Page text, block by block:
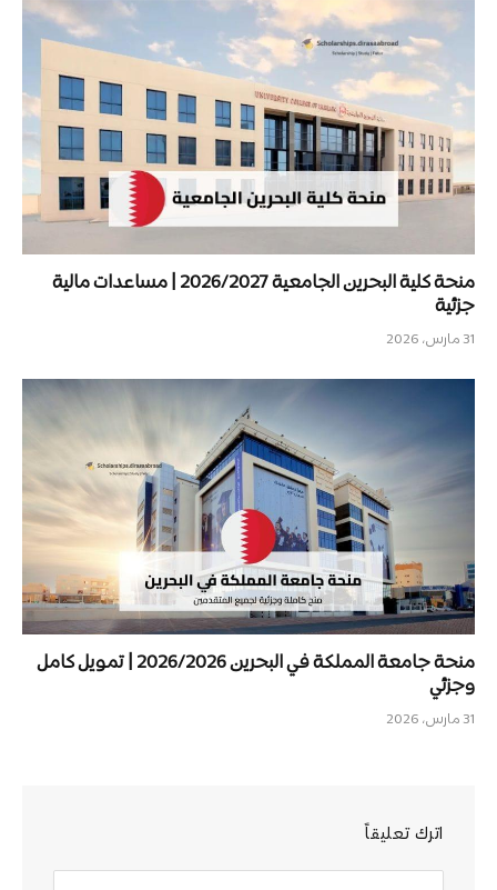
منحة كلية البحرين الجامعية 2026/2027 | مساعدات مالية
جزئية
31 مارس، 2026
منحة جامعة المملكة في البحرين 2026/2026 | تمويل كامل
وجزئي
31 مارس، 2026
اترك تعليقاً